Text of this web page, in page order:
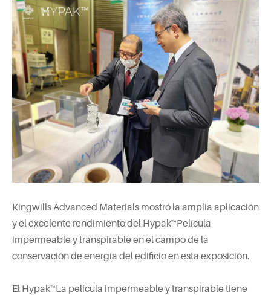
Kingwills Advanced Materials mostró la amplia aplicación
y el excelente rendimiento del Hypak™Película
impermeable y transpirable en el campo de la
conservación de energía del edificio en esta exposición.
El Hypak™La película impermeable y transpirable tiene